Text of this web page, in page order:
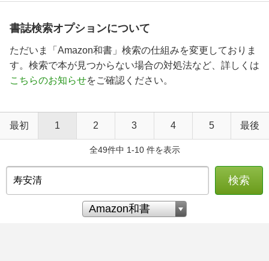
書誌検索オプションについて
ただいま「Amazon和書」検索の仕組みを変更しておりま
す。検索で本が見つからない場合の対処法など、詳しくは
こちらのお知らせをご確認ください。
最初 1 2 3 4 5 最後
全49件中 1-10 件を表示
検索